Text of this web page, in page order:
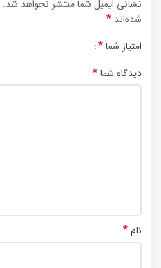
نشانی ایمیل شما منتشر نخواهد شد.
شده‌اند *
امتیاز شما*
دیدگاه شما*
نام*